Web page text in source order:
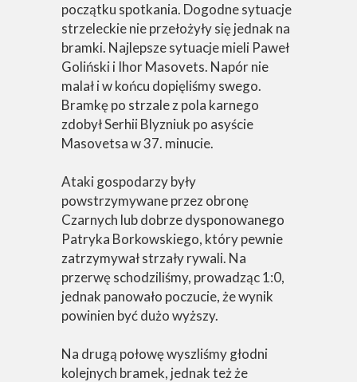
początku spotkania. Dogodne sytuacje
strzeleckie nie przełożyły się jednak na
bramki. Najlepsze sytuacje mieli Paweł
Goliński i Ihor Masovets. Napór nie
malał i w końcu dopięliśmy swego.
Bramkę po strzale z pola karnego
zdobył Serhii Blyzniuk po asyście
Masovetsa w 37. minucie.
Ataki gospodarzy były
powstrzymywane przez obronę
Czarnych lub dobrze dysponowanego
Patryka Borkowskiego, który pewnie
zatrzymywał strzały rywali. Na
przerwę schodziliśmy, prowadząc 1:0,
jednak panowało poczucie, że wynik
powinien być dużo wyższy.
Na drugą połowę wyszliśmy głodni
kolejnych bramek, jednak też że